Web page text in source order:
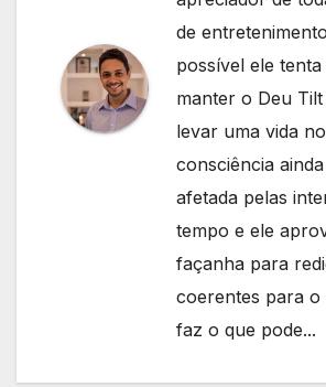
de
possível ele
manter o Deu
levar uma vida
consciência
afetada pelas
tempo e ele
façanha para
coerentes para o
faz o que pode...